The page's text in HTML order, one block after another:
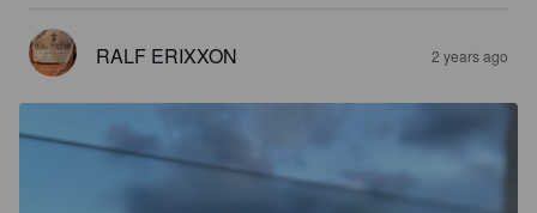
RALF ERIXXON 2 years ago